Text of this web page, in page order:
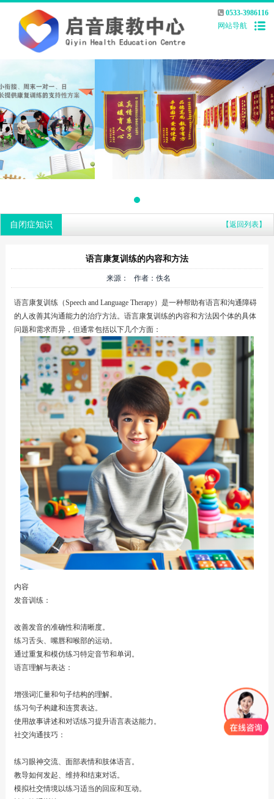
0533-3986116
网站导航
自闭症知识 【返回列表】
语言康复训练的内容和方法
来源： 作者：佚名
语言康复训练（Speech and Language Therapy）是一种帮助有语言和沟通障碍
的人改善其沟通能力的治疗方法。语言康复训练的内容和方法因个体的具体
问题和需求而异，但通常包括以下几个方面：
内容
发音训练：
改善发音的准确性和清晰度。
练习舌头、嘴唇和喉部的运动。
通过重复和模仿练习特定音节和单词。
语言理解与表达：
增强词汇量和句子结构的理解。
练习句子构建和连贯表达。
使用故事讲述和对话练习提升语言表达能力。
社交沟通技巧：
练习眼神交流、面部表情和肢体语言。
教导如何发起、维持和结束对话。
模拟社交情境以练习适当的回应和互动。